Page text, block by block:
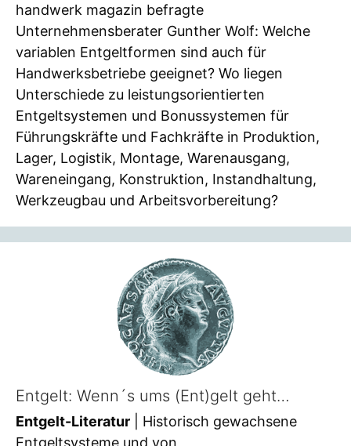
handwerk magazin befragte
Unternehmensberater Gunther Wolf: Welche
variablen Entgeltformen sind auch für
Handwerksbetriebe geeignet? Wo liegen
Unterschiede zu leistungsorientierten
Entgeltsystemen und Bonussystemen für
Führungskräfte und Fachkräfte in Produktion,
Lager, Logistik, Montage, Warenausgang,
Wareneingang, Konstruktion, Instandhaltung,
Werkzeugbau und Arbeitsvorbereitung?
Entgelt: Wenn´s ums (Ent)gelt geht…
Entgelt-Literatur | Historisch gewachsene
Entgeltsysteme und von